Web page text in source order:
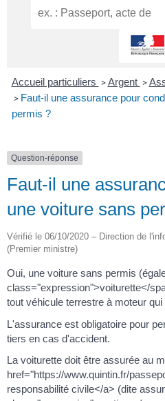
Accueil particuliers > Argent >
> Faut-il une assurance pour
permis ?
Question-réponse
Faut-il une
une voiture sans
Vérifié le 06/10/2020 – Direction de
(Premier ministre)
Oui, une voiture sans permis
class="expression">voiturette</
tout véhicule terrestre à moteur
L'assurance est obligatoire pour
tiers en cas d'accident.
La voiturette doit être assurée au
href="https://www.quintin.fr/
responsabilité civile</a> (dite